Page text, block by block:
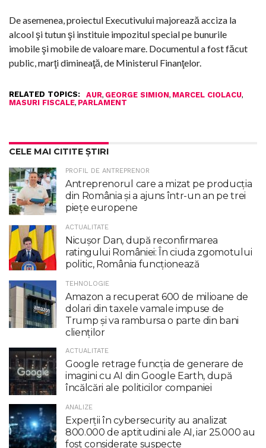
De asemenea, proiectul Executivului majorează acciza la
alcool şi tutun şi instituie impozitul special pe bunurile
imobile şi mobile de valoare mare. Documentul a fost făcut
public, marţi dimineaţă, de Ministerul Finanţelor.
RELATED TOPICS: AUR, GEORGE SIMION, MARCEL CIOLACU,
MASURI FISCALE, PARLAMENT
CELE MAI CITITE ȘTIRI
PROFIL DE ANTREPRENOR
Antreprenorul care a mizat pe producția
din România și a ajuns într-un an pe trei
piețe europene
ACTUALITATE
Nicuşor Dan, după reconfirmarea
ratingului României: În ciuda zgomotului
politic, România funcţionează
TEHNOLOGIE
Amazon a recuperat 600 de milioane de
dolari din taxele vamale impuse de
Trump şi va rambursa o parte din bani
clienţilor
ACTUALITATE
Google retrage funcţia de generare de
imagini cu AI din Google Earth, după
încălcări ale politicilor companiei
ANALIZE
Experții în cybersecurity au analizat
800.000 de aptitudini ale AI, iar 25.000 au
fost considerate suspecte